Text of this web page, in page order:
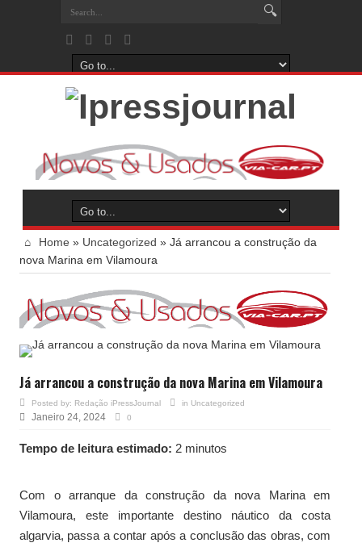
Home » Uncategorized » Já arrancou a construção da
nova Marina em Vilamoura
Já arrancou a construção da nova Marina em Vilamoura
Posted by: Redação iPressJournal in Uncategorized
Janeiro 24, 2024 0
Tempo de leitura estimado: 2 minutos
Com o arranque da construção da nova Marina em
Vilamoura, este importante destino náutico da costa
algarvia, passa a contar após a conclusão das obras, com